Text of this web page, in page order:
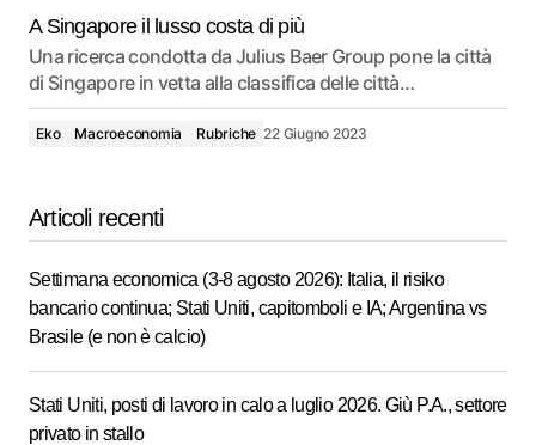
A Singapore il lusso costa di più
Una ricerca condotta da Julius Baer Group pone la città
di Singapore in vetta alla classifica delle città…
Eko Macroeconomia Rubriche 22 Giugno 2023
Articoli recenti
Settimana economica (3-8 agosto 2026): Italia, il risiko
bancario continua; Stati Uniti, capitomboli e IA; Argentina vs
Brasile (e non è calcio)
Stati Uniti, posti di lavoro in calo a luglio 2026. Giù P.A., settore
privato in stallo